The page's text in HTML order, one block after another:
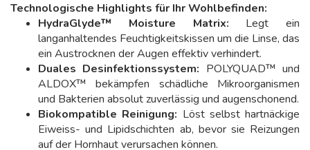
Technologische Highlights für Ihr Wohlbefinden:
HydraGlyde™ Moisture Matrix: Legt ein
langanhaltendes Feuchtigkeitskissen um die Linse, das
ein Austrocknen der Augen effektiv verhindert.
Duales Desinfektionssystem: POLYQUAD™ und
ALDOX™ bekämpfen schädliche Mikroorganismen
und Bakterien absolut zuverlässig und augenschonend.
Biokompatible Reinigung: Löst selbst hartnäckige
Eiweiss- und Lipidschichten ab, bevor sie Reizungen
auf der Hornhaut verursachen können.